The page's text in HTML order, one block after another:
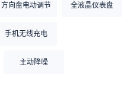
方向盘电动调节 全液晶仪表盘
手机无线充电
主动降噪